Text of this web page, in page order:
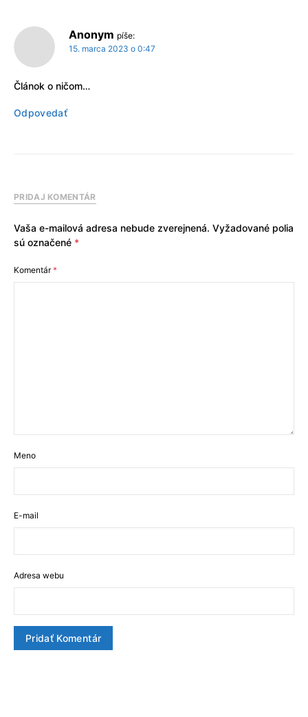
Anonym píše:
15. marca 2023 o 0:47
Článok o ničom…
Odpovedať
PRIDAJ KOMENTÁR
Vaša e-mailová adresa nebude zverejnená. Vyžadované polia
sú označené *
Komentár*
Meno
E-mail
Adresa webu